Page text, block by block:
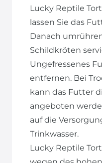
Lucky Reptile
lassen Sie das
Danach
Schildkröten
Ungefressenes
entfernen. Bei
kann das Futter
angeboten
auf die
Trinkwasser.
Lucky Reptile